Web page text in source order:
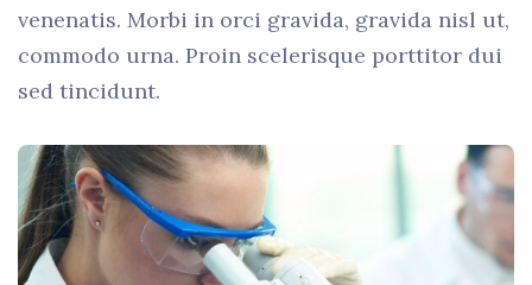
venenatis. Morbi in orci gravida, gravida nisl ut,
commodo urna. Proin scelerisque porttitor dui
sed tincidunt.